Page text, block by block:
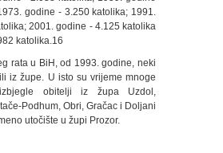
godine - 3.250 katolika; 1991.
2001. godine - 4.125 katolika
katolika.16
rata u BiH, od 1993. godine, neki
iz župe. U isto su vrijeme mnoge
obitelji iz župa Uzdol,
Podhum, Obri, Gračac i Doljani
utočište u župi Prozor.